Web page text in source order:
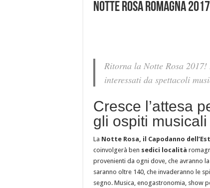
Notte Rosa Romagna
Ritorna la Notte Rosa
interessati da spettacoli
Cresce l’attesa
gli ospiti
La Notte Rosa, il Capodanno
coinvolgerà ben sedici località
provenienti da ogni dove, che avranno
saranno oltre 140, che invaderanno le
segno. Musica, enogastronomia, show